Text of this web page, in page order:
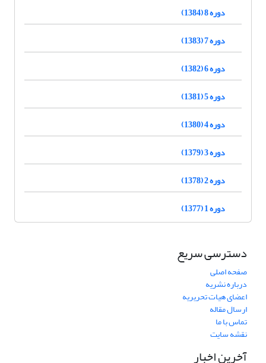
دوره 8 (1384)
دوره 7 (1383)
دوره 6 (1382)
دوره 5 (1381)
دوره 4 (1380)
دوره 3 (1379)
دوره 2 (1378)
دوره 1 (1377)
دسترسی سریع
صفحه اصلی
درباره نشریه
اعضای هیات تحریریه
ارسال مقاله
تماس با ما
نقشه سایت
آخرین اخبار